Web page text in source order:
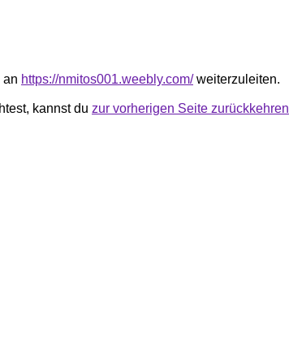
an https://nmitos001.weebly.com/weiterzuleiten.
kannst du zur vorherigen Seite zurückkehren